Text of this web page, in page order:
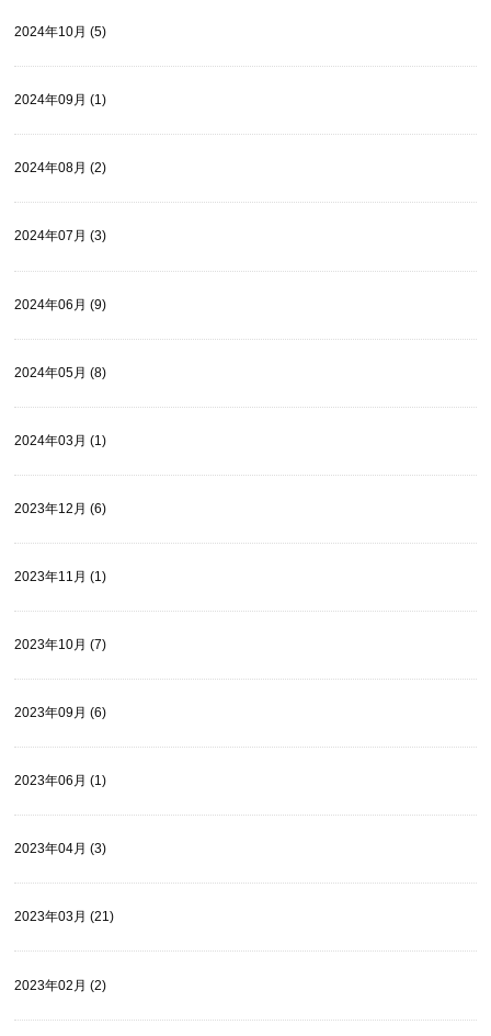
2024年10月 (5)
2024年09月 (1)
2024年08月 (2)
2024年07月 (3)
2024年06月 (9)
2024年05月 (8)
2024年03月 (1)
2023年12月 (6)
2023年11月 (1)
2023年10月 (7)
2023年09月 (6)
2023年06月 (1)
2023年04月 (3)
2023年03月 (21)
2023年02月 (2)